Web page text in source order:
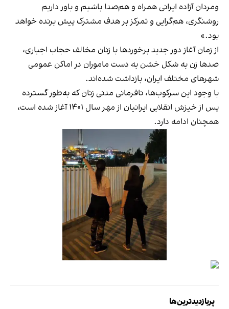
و‌مردان آزاده ایرانی همراه و هم‌صدا باشیم و باور داریم
روشنگری، هم‌گرایی و تمرکز بر هدف مشترک پیش برنده خواهد
بود.»
از زمان آغاز دور جدید برخوردها با زنان مخالف حجاب اجباری،
صدها زن به شکل خشن به دست ماموران در اماکن عمومی
شهرهای مختلف ایران، بازداشت شده‌اند.
با وجود این سرکوب‌ها، نافرمانی مدنی زنان که به‌طور گسترده
پس از خیزش انقلابی ایرانیان از مهر سال ۱۴۰۱ آغاز شده است،
همچنان ادامه دارد.
پربازدیدترین‌ها